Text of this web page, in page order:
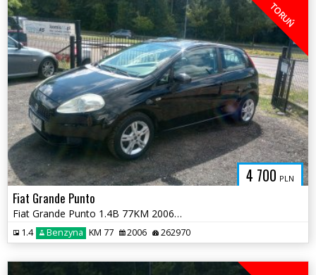
4 700 PLN
TORUŃ
Fiat Grande Punto
Fiat Grande Punto 1.4B 77KM 2006r *klimatyzacja dwa komplety opon*
1.4 Benzyna KM 77 2006 262970